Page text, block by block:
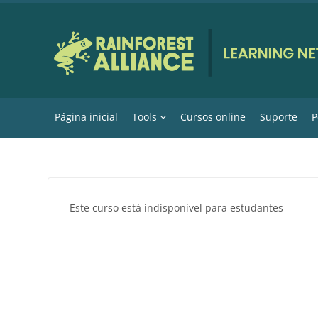
Página inicial Tools Cursos online Suporte
Este curso está indisponível para estudantes